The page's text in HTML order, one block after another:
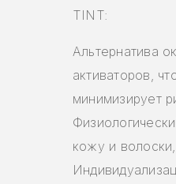
TINT:
Альтернатива
активаторов,
минимизирует
кожу и